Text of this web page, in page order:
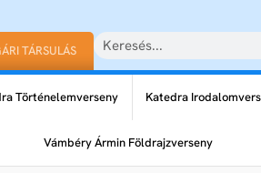
TÁRSULÁS
Történelemverseny Katedra
Vámbéry Ármin Földrajzverseny